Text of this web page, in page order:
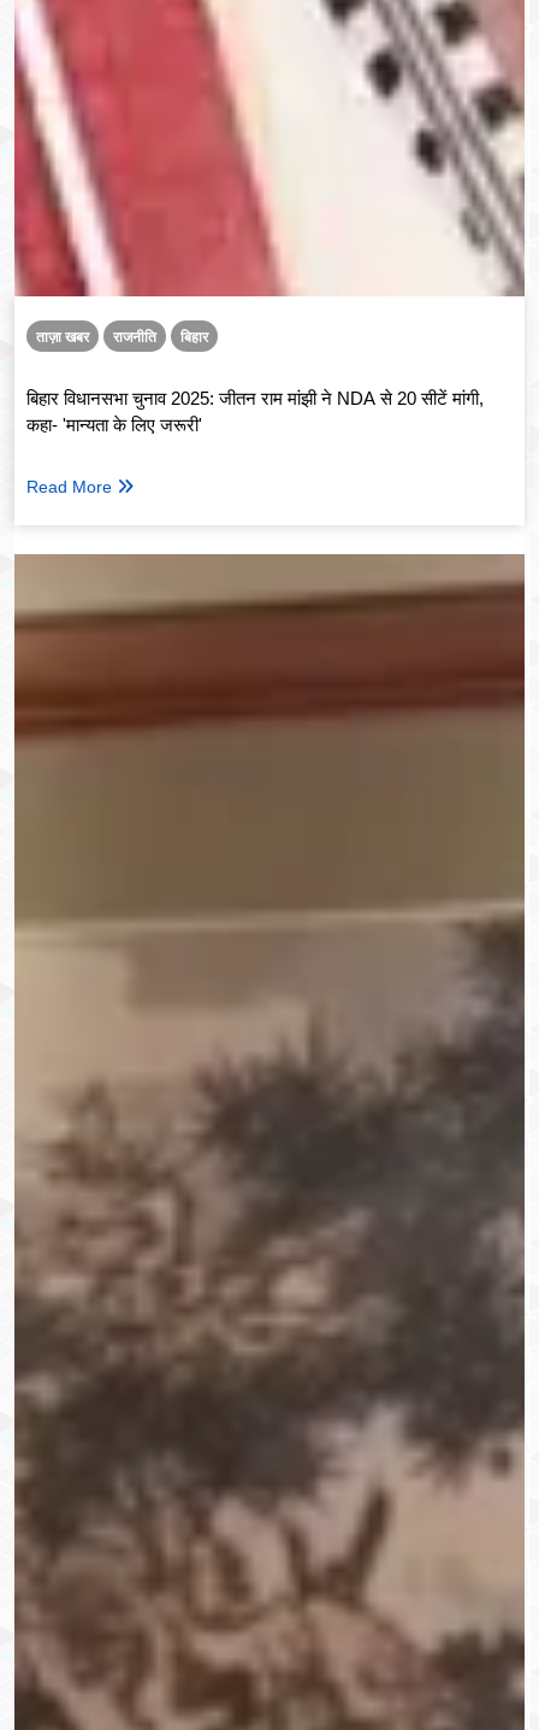
ताज़ा खबर राजनीति बिहार
बिहार विधानसभा चुनाव 2025: जीतन राम मांझी ने NDA से 20 सीटें मांगी,
कहा- 'मान्यता के लिए जरूरी'
Read More